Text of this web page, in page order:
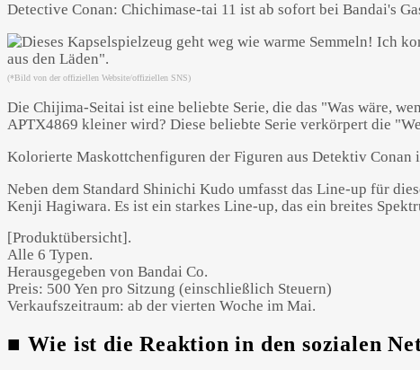
Detective Conan: Chichimase-tai 11 ist ab sofort bei Bandai's
(*Bild von der offiziellen Website/offiziellen SNS)
Die Chijima-Seitai ist eine beliebte Serie, die das "Was wäre,
APTX4869 kleiner wird? Diese beliebte Serie verkörpert die
Kolorierte Maskottchenfiguren der Figuren aus Detektiv Conan
Neben dem Standard Shinichi Kudo umfasst das Line-up für
Kenji Hagiwara. Es ist ein starkes Line-up, das ein breites
[Produktübersicht].
Alle 6 Typen.
Herausgegeben von Bandai Co.
Preis: 500 Yen pro Sitzung (einschließlich Steuern)
Verkaufszeitraum: ab der vierten Woche im Mai.
■ Wie ist die Reaktion in den sozialen